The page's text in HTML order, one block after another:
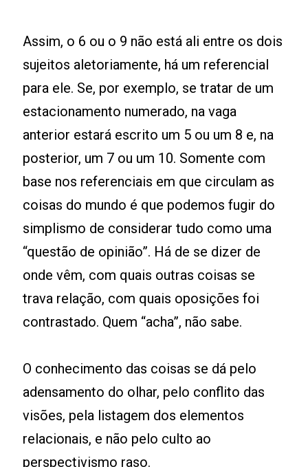
Assim, o 6 ou o 9 não está ali entre os dois
sujeitos aletoriamente, há um referencial
para ele. Se, por exemplo, se tratar de um
estacionamento numerado, na vaga
anterior estará escrito um 5 ou um 8 e, na
posterior, um 7 ou um 10. Somente com
base nos referenciais em que circulam as
coisas do mundo é que podemos fugir do
simplismo de considerar tudo como uma
“questão de opinião”. Há de se dizer de
onde vêm, com quais outras coisas se
trava relação, com quais oposições foi
contrastado. Quem “acha”, não sabe.
O conhecimento das coisas se dá pelo
adensamento do olhar, pelo conflito das
visões, pela listagem dos elementos
relacionais, e não pelo culto ao
perspectivismo raso.